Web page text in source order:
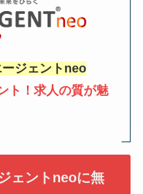
ジェントneo
ト！求人の質が魅
ェントneoに無